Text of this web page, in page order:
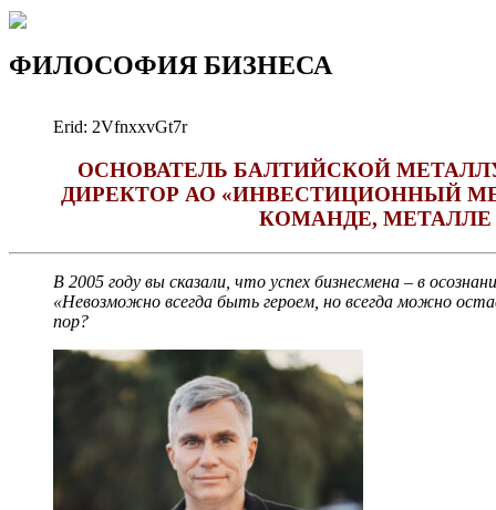
ФИЛОСОФИЯ БИЗНЕСА
Erid: 2VfnxxvGt7r
ОСНОВАТЕЛЬ БАЛТИЙСКОЙ
ДИРЕКТОР АО «ИНВЕСТИЦИОННЫЙ
КОМАНДЕ,
В 2005 году вы сказали, что успех бизнесмена – в
«Невозможно всегда быть героем, но всегда можно
пор?